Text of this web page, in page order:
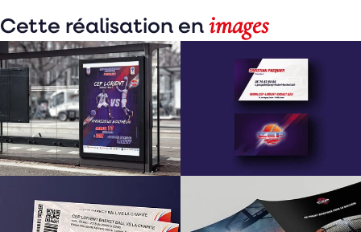
Cette réalisation en images